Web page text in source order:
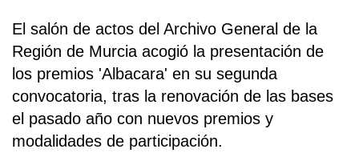
El salón de actos del Archivo General de la
Región de Murcia acogió la presentación de
los premios 'Albacara' en su segunda
convocatoria, tras la renovación de las bases
el pasado año con nuevos premios y
modalidades de participación.